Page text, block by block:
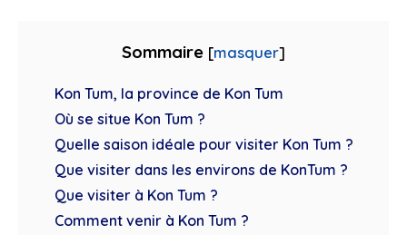
Sommaire [masquer]
Kon Tum, la province de Kon Tum
Où se situe Kon Tum ?
Quelle saison idéale pour visiter Kon Tum ?
Que visiter dans les environs de KonTum ?
Que visiter à Kon Tum ?
Comment venir à Kon Tum ?